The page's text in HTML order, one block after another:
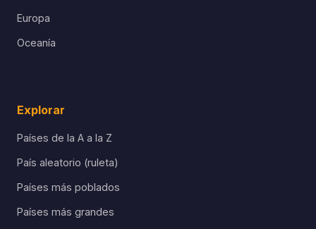
Europa
Oceanía
Explorar
Países de la A a la Z
País aleatorio (ruleta)
Países más poblados
Países más grandes